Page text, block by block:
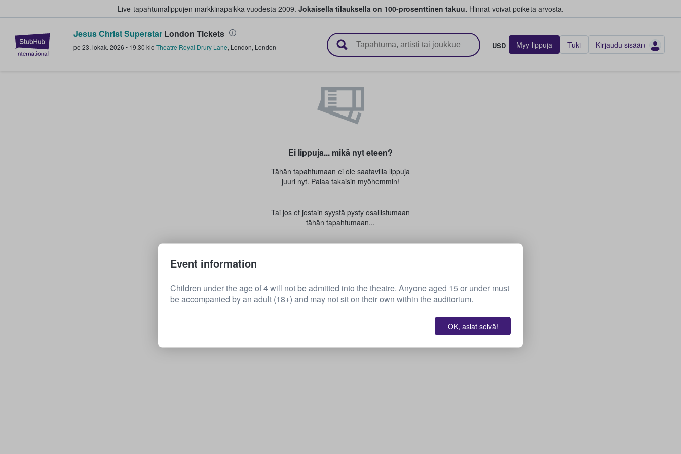
Live-tapahtumalippujen markkinapaikka vuodesta 2009. Jokaisella tilauksella on 100-prosenttinen takuu. Hinnat voivat poiketa arvosta.
StubHub - missä fanit ostavat ja myyvät lippuja
Jesus Christ Superstar London Tickets
pe 23. lokak. 2026 • 19.30 klo Theatre Royal Drury Lane, London, London USD Myy lippuja Tuki Kirjaudu sisään
Ei lippuja... mikä nyt eteen?
Tähän tapahtumaan ei ole saatavilla lippuja
juuri nyt. Palaa takaisin myöhemmin!
Tai jos et jostain syystä pysty osallistumaan
tähän tapahtumaan...
Event information
Children under the age of 4 will not be admitted into the theatre. Anyone aged 15 or under must
be accompanied by an adult (18+) and may not sit on their own within the auditorium.
OK, asiat selvä!